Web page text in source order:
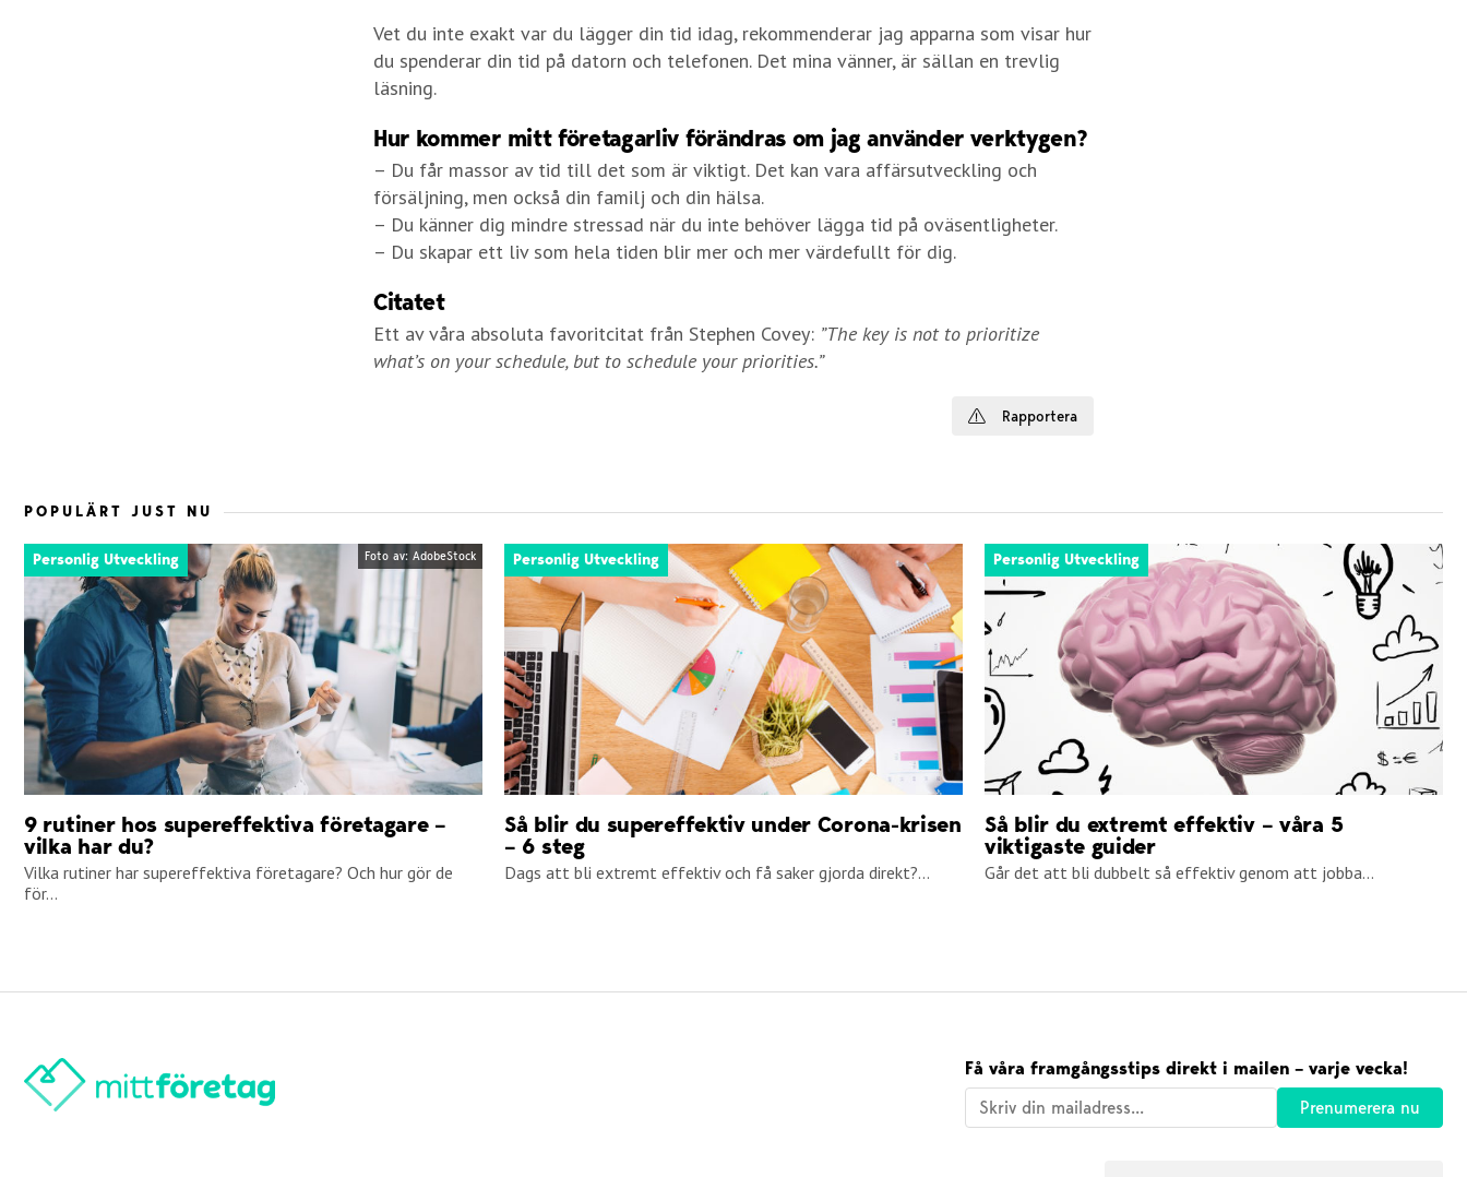
Vet du inte exakt var du lägger din tid idag, rekommenderar jag apparna som visar hur
du spenderar din tid på datorn och telefonen. Det mina vänner, är sällan en trevlig
läsning.
Hur kommer mitt företagarliv förändras om jag använder verktygen?
– Du får massor av tid till det som är viktigt. Det kan vara affärsutveckling och
försäljning, men också din familj och din hälsa.
– Du känner dig mindre stressad när du inte behöver lägga tid på oväsentligheter.
– Du skapar ett liv som hela tiden blir mer och mer värdefullt för dig.
Citatet
Ett av våra absoluta favoritcitat från Stephen Covey: ”The key is not to prioritize
what’s on your schedule, but to schedule your priorities.”
Rapportera
POPULÄRT JUST NU
Personlig Utveckling Foto av: AdobeStock
9 rutiner hos supereffektiva företagare –
vilka har du?
Vilka rutiner har supereffektiva företagare? Och hur gör de
för...
Personlig Utveckling
Så blir du supereffektiv under Corona-krisen
– 6 steg
Dags att bli extremt effektiv och få saker gjorda direkt?...
Personlig Utveckling
Så blir du extremt effektiv – våra 5
viktigaste guider
Går det att bli dubbelt så effektiv genom att jobba...
Få våra framgångsstips direkt i mailen – varje vecka!